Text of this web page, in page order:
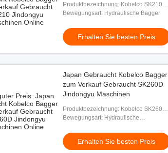
Produktbezeichnung: Kobelco SK210
Bagger
Bewegungsart: Hydraulische Bagger
Erhalten Sie besten Preis
Japan Gebraucht Kobelco Bagger
zum Verkauf Gebraucht SK260D
Jindongyu Maschinen
Produktbezeichnung: Kobelco SK260D
Bagger
Bewegungsart: Hydraulische
Erhalten Sie besten Preis